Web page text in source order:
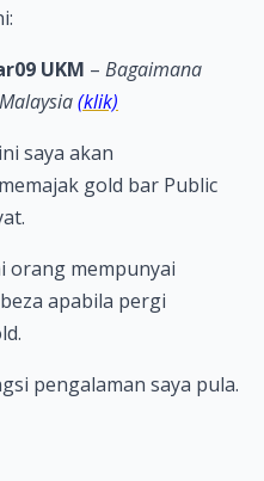
UKM – Bagaimana
(klik)
saya akan
gold bar Public
orang mempunyai
apabila pergi
pengalaman saya pula.